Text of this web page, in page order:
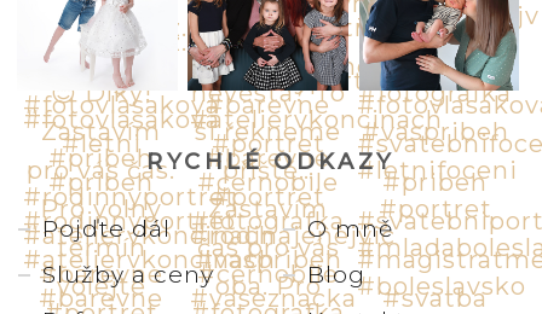
RYCHLÉ ODKAZY
Pojďte dál
Služby a ceny
O mně
Blog